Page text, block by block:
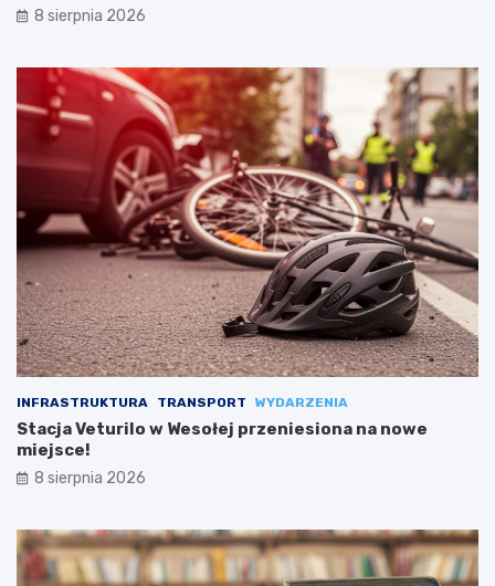
8 sierpnia 2026
INFRASTRUKTURA TRANSPORT WYDARZENIA
Stacja Veturilo w Wesołej przeniesiona na nowe
miejsce!
8 sierpnia 2026